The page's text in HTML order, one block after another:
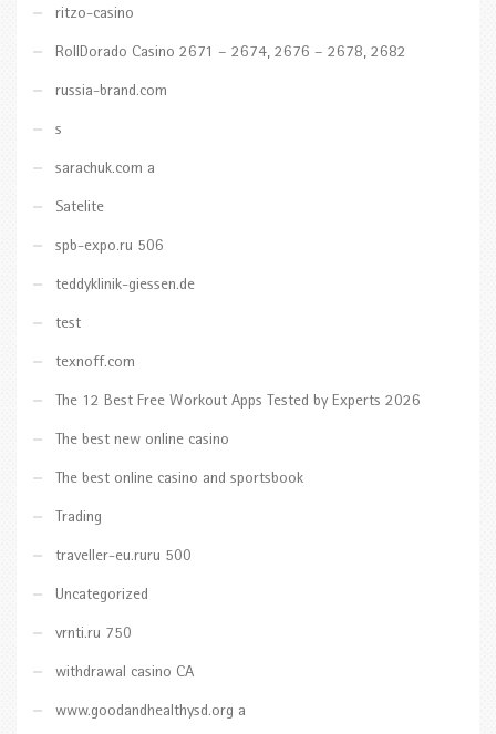
ritzo-casino
RollDorado Casino 2671 – 2674, 2676 – 2678, 2682
russia-brand.com
s
sarachuk.com a
Satelite
spb-expo.ru 506
teddyklinik-giessen.de
test
texnoff.com
The 12 Best Free Workout Apps Tested by Experts 2026
The best new online casino
The best online casino and sportsbook
Trading
traveller-eu.ruru 500
Uncategorized
vrnti.ru 750
withdrawal casino CA
www.goodandhealthysd.org a